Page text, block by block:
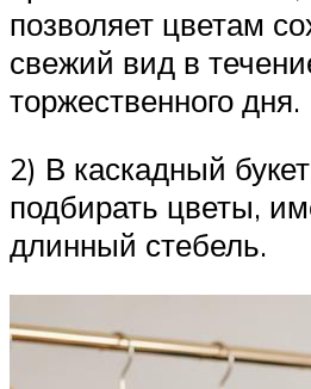
позволяет цветам
свежий вид в
торжественного дня.
2) В каскадный
подбирать цветы,
длинный стебель.